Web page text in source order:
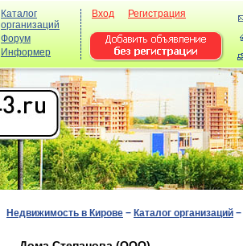
Каталог
организаций
Форум
Информер
Вход Регистрация
Недвижимость в Кирове − Каталог организаций −